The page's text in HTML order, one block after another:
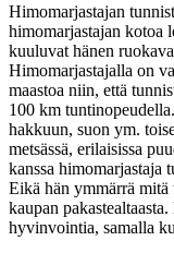
Himomarjastajan
himomarjastajan kotoa
kuuluvat hänen
Himomarjastajalla on
maastoa niin, että
100 km
hakkuun, suon ym.
metsässä, erilaisissa
kanssa himomarjastaja
Eikä hän ymmärrä
kaupan
hyvinvointia, samalla